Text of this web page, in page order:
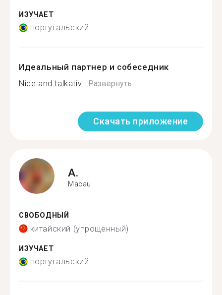
ИЗУЧАЕТ
португальский
Идеальный партнер и собеседник
Nice and talkativ...Развернуть
Скачать приложение
A.
Macau
СВОБОДНЫЙ
китайский (упрощенный)
ИЗУЧАЕТ
португальский